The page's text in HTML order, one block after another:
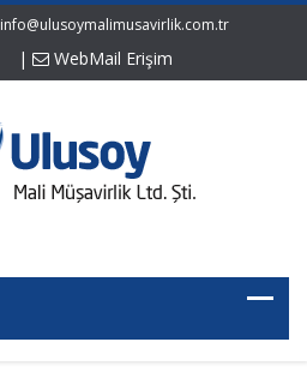
info@ulusoymalimusavirlik.com.tr
| WebMail Erişim